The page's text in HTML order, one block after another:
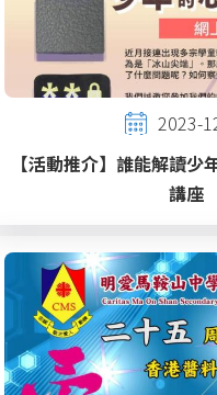
2023-
【活動推介】誰能解讀少
講座